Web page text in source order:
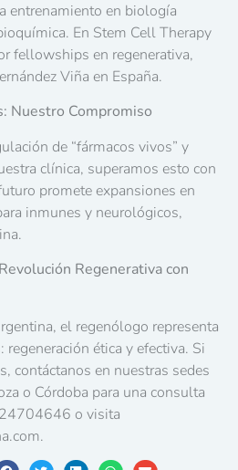
entrenamiento en biología
En Stem Cell Therapy
fellowships en regenerativa,
Viña en España.
Nuestro Compromiso
de “fármacos vivos” y
clínica, superamos esto con
promete expansiones en
inmunes y neurológicos,
Regenerativa con
el regenólogo representa
ética y efectiva. Si
contáctanos en nuestras sedes
o Córdoba para una consulta
o visita